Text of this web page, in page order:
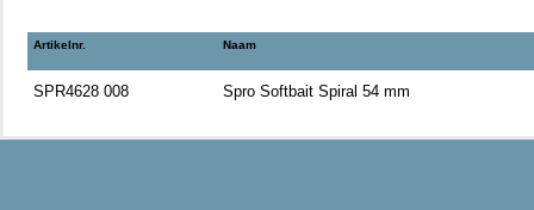
Artikelnr. Naam
SPR4628 008 Spro Softbait Spiral 54 mm